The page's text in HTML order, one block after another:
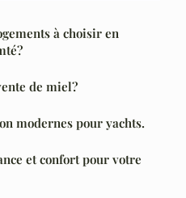
à choisir en
de miel?
modernes pour yachts.
et confort pour votre